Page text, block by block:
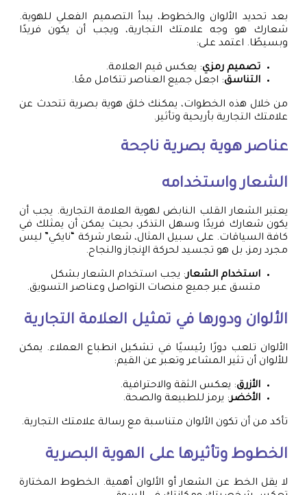
بعد تحديد الألوان والخطوط، يبدأ التصميم الفعلي للهوية.
شعارك هو وجه علامتك التجارية، ويجب أن يكون فريدًا
وبسيطًا. اعتمد على:
تصميم رمزي: يعكس قيم العلامة.
التناسق: اجعل جميع العناصر تتكامل معًا.
من خلال هذه الخطوات، يمكنك خلق هوية بصرية تتحدث عن
علامتك التجارية بأريحية وتأثير.
عناصر هوية بصرية ناجحة
الشعار واستخدامه
يعتبر الشعار القلب النابض لهوية العلامة التجارية. يجب أن
يكون شعارك فريدًا وسهل التذكر، بحيث يمكن أن يمثلك في
كافة السياقات. على سبيل المثال، شعار شركة “نايكي” ليس
مجرد رمز، بل هو تجسيد لحركة الإنجاز والنجاح.
استخدام الشعار: يجب استخدام الشعار بشكل
متسق عبر جميع منصات التواصل وعناصر التسويق.
الألوان ودورها في تمثيل العلامة التجارية
الألوان تلعب دورًا رئيسيًا في تشكيل انطباع العملاء. يمكن
للألوان أن تثير المشاعر وتعبر عن القيم:
الأزرق: يعكس الثقة والاحترافية.
الأخضر: يرمز للطبيعة والصحة.
تأكد من أن تكون الألوان متناسبة مع رسالة علامتك التجارية.
الخطوط وتأثيرها على الهوية البصرية
لا يقل الخط عن الشعار أو الألوان أهمية. الخطوط المختارة